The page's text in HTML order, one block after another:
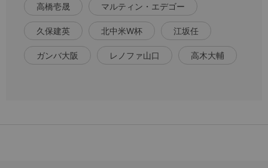
高橋壱晟 マルティン・エデゴー
久保建英 北中米W杯 江坂任
ガンバ大阪 レノファ山口 高木大輔